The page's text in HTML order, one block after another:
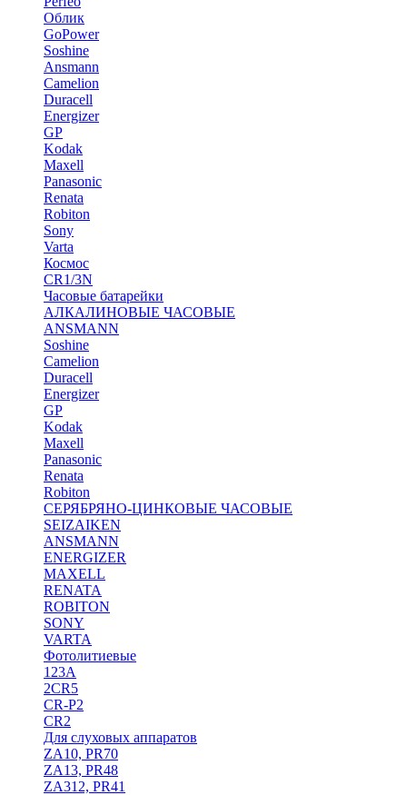
Облик
GoPower
Soshine
Ansmann
Camelion
Duracell
Energizer
GP
Kodak
Maxell
Panasonic
Renata
Robiton
Sony
Varta
Космос
CR1/3N
Часовые батарейки
АЛКАЛИНОВЫЕ ЧАСОВЫЕ
ANSMANN
Soshine
Camelion
Duracell
Energizer
GP
Kodak
Maxell
Panasonic
Renata
Robiton
СЕРЯБРЯНО-ЦИНКОВЫЕ ЧАСОВЫЕ
SEIZAIKEN
ANSMANN
ENERGIZER
MAXELL
RENATA
ROBITON
SONY
VARTA
Фотолитиевые
123A
2CR5
CR-P2
CR2
Для слуховых аппаратов
ZA10, PR70
ZA13, PR48
ZA312, PR41